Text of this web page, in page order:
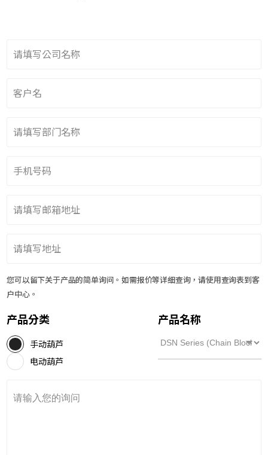
您可以留下关于产品的简单询问。如需报价等详细查询，请使用查询表到客
户中心。
产品分类
手动葫芦
电动葫芦
产品名称